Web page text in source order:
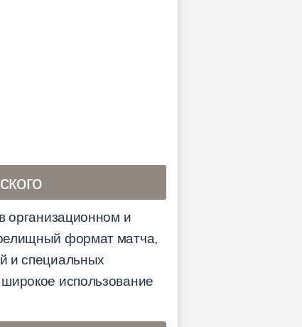
организационном и
формат матча,
и специальных
использование